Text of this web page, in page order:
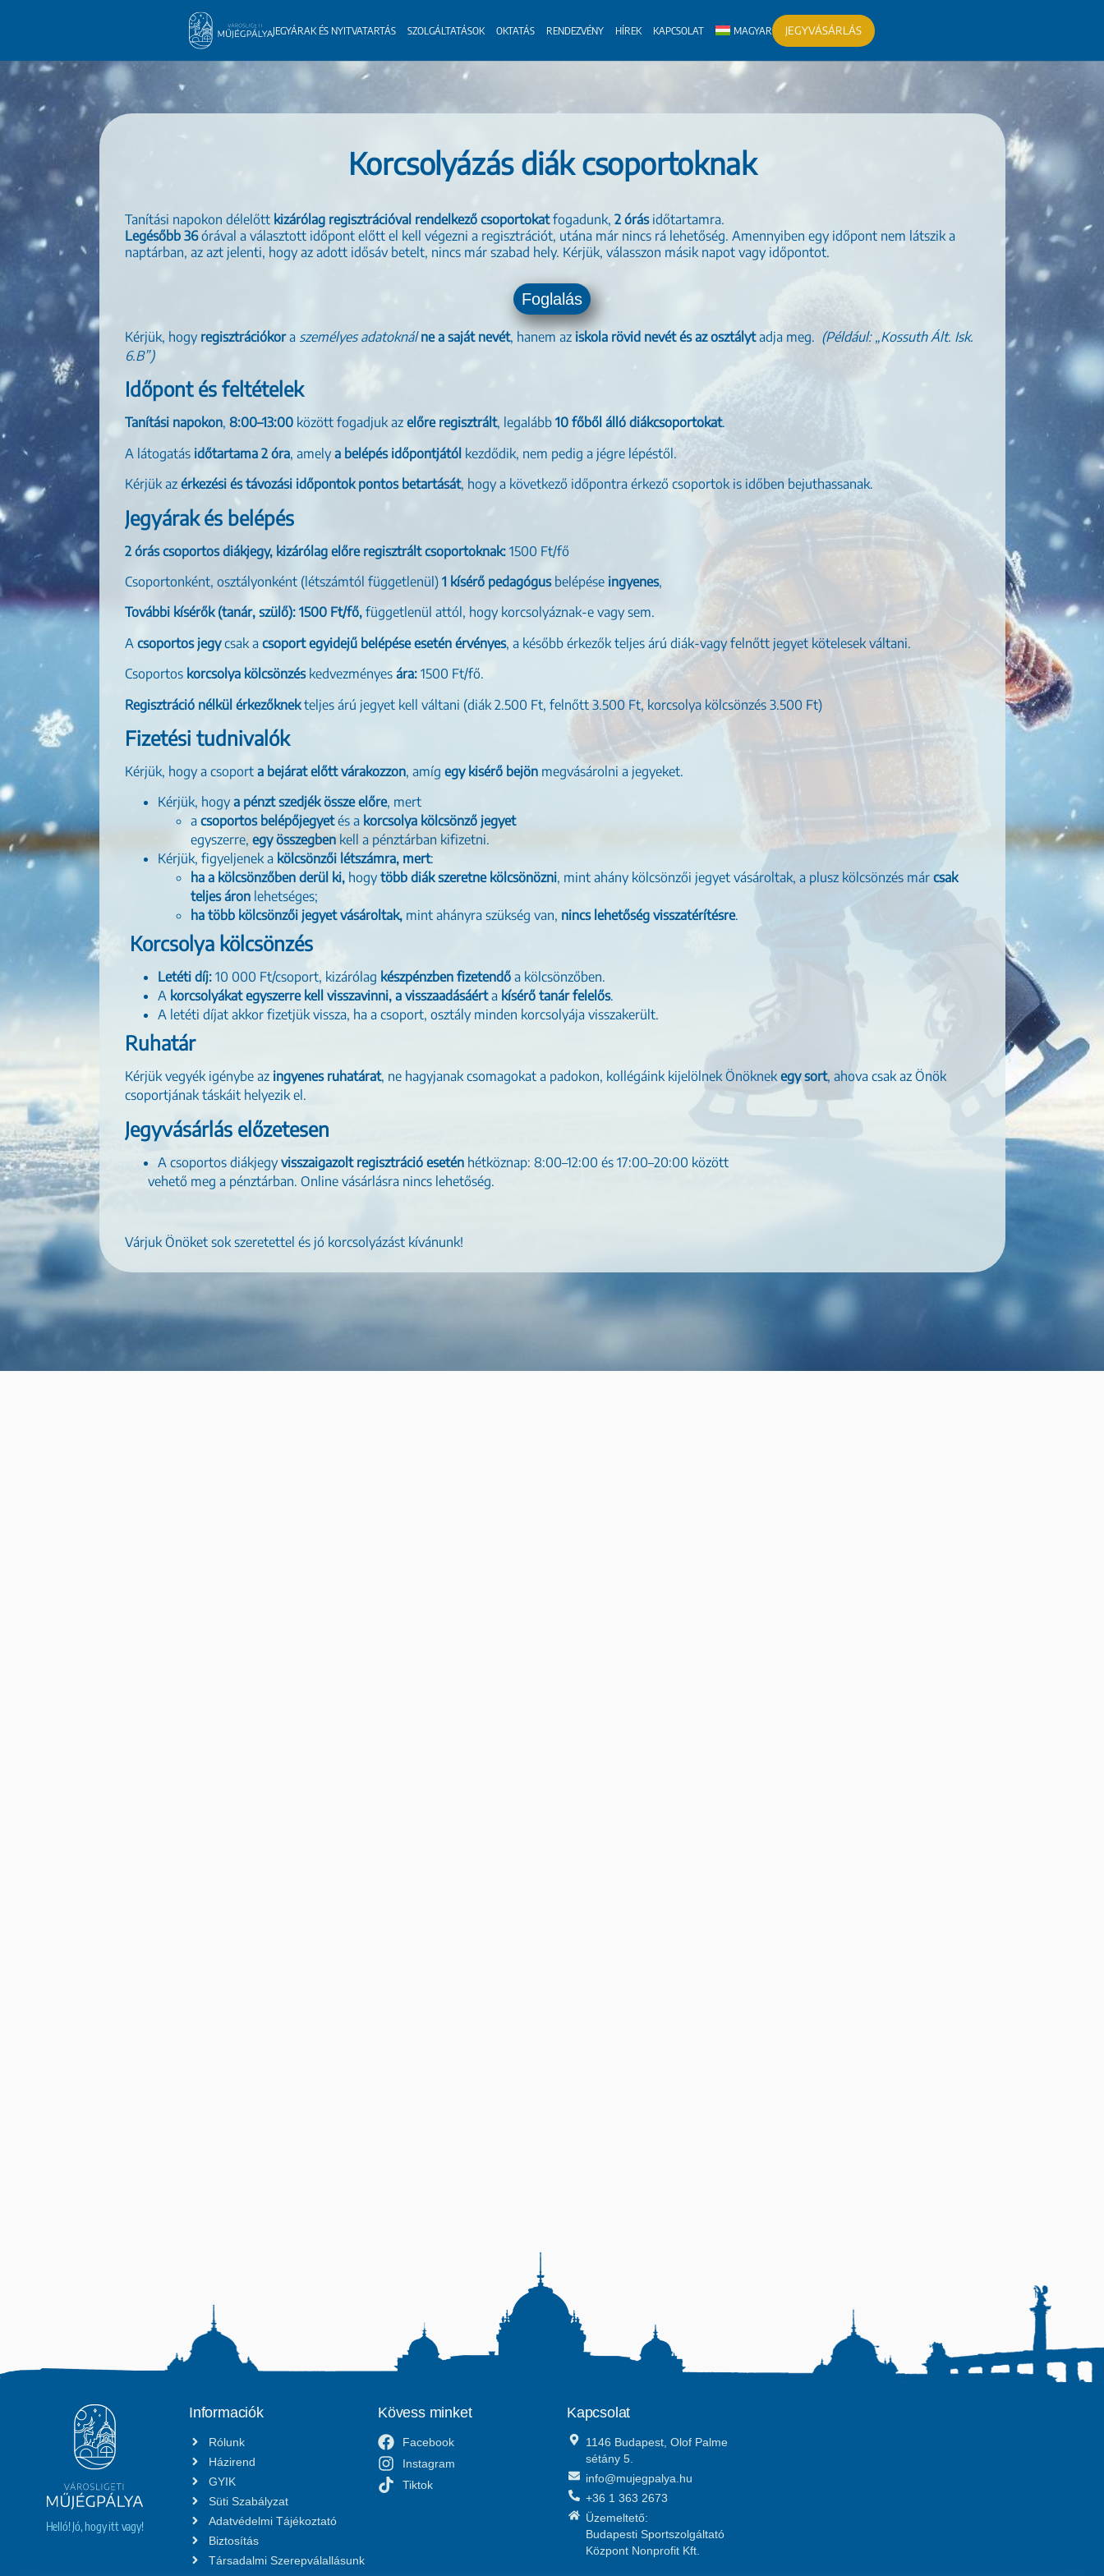
JEGYÁRAK ÉS NYITVATARTÁS SZOLGÁLTATÁSOK OKTATÁS RENDEZVÉNY HÍREK KAPCSOLAT MAGYAR JEGYVÁSÁRLÁS
Korcsolyázás diák csoportoknak
Tanítási napokon délelőtt kizárólag regisztrációval rendelkező csoportokatfogadunk,2 órásidőtartamra.
Legésőbb 36órával a választott időpont előtt el kell végezni a regisztrációt, utána már nincs rá lehetőség. Amennyiben egy időpont nem látszik a
naptárban, az azt jelenti, hogy az adott idősáv betelt, nincs már szabad hely. Kérjük, válasszon másik napot vagy időpontot.
Foglalás
Kérjük, hogy regisztrációkora személyes adatoknál ne a saját nevét, hanem az iskola rövid nevét és az osztálytadja meg. (Például: „Kossuth Ált. Isk.
6.B”)
Időpont és feltételek
Tanítási napokon,8:00–13:00 között fogadjuk azelőre regisztrált, legalább10 főből álló diákcsoportokat.
A látogatás időtartama 2 óra, amelya belépés időpontjától kezdődik, nem pedig a jégre lépéstől.
Kérjük azérkezési és távozási időpontok pontos betartását, hogy a következő időpontra érkező csoportok is időben bejuthassanak.
Jegyárak és belépés
2 órás csoportos diákjegy, kizárólag előre regisztrált csoportoknak: 1500 Ft/fő
Csoportonként, osztályonként (létszámtól függetlenül)1 kísérő pedagógusbelépése ingyenes,
További kísérők (tanár, szülő): 1500 Ft/fő, függetlenül attól, hogy korcsolyáznak-e vagy sem.
Acsoportos jegycsak acsoport egyidejű belépése esetén érvényes, a később érkezők teljes árú diák-vagy felnőtt jegyet kötelesek váltani.
Csoportos korcsolya kölcsönzés kedvezményes ára: 1500 Ft/fő.
Regisztráció nélkül érkezőknekteljes árú jegyet kell váltani (diák 2.500 Ft, felnőtt 3.500 Ft, korcsolya kölcsönzés 3.500 Ft)
Fizetési tudnivalók
Kérjük, hogy a csoporta bejárat előtt várakozzon, amígegy kisérő bejön megvásárolni a jegyeket.
Kérjük, hogya pénzt szedjék össze előre, mert
acsoportos belépőjegyetés a korcsolya kölcsönző jegyet
egyszerre,egy összegben kell a pénztárban kifizetni.
Kérjük, figyeljenek a kölcsönzői létszámra, mert:
ha a kölcsönzőben derül ki, hogytöbb diák szeretne kölcsönözni, mint ahány kölcsönzői jegyet vásároltak, a plusz kölcsönzés márcsak
teljes áron lehetséges;
ha több kölcsönzői jegyet vásároltak, mint ahányra szükség van, nincs lehetőség visszatérítésre.
Korcsolya kölcsönzés
Letéti díj: 10 000 Ft/csoport, kizárólag készpénzben fizetendő a kölcsönzőben.
A korcsolyákat egyszerre kell visszavinni, a visszaadásáérta kísérő tanár felelős.
A letéti díjat akkor fizetjük vissza, ha a csoport, osztály minden korcsolyája visszakerült.
Ruhatár
Kérjük vegyék igénybe az ingyenes ruhatárat, ne hagyjanak csomagokat a padokon, kollégáink kijelölnek Önöknekegy sort, ahova csak az Önök
csoportjának táskáit helyezik el.
Jegyvásárlás előzetesen
A csoportos diákjegyvisszaigazolt regisztráció esetén hétköznap: 8:00–12:00 és 17:00–20:00 között
vehető meg a pénztárban. Online vásárlásra nincs lehetőség.
Várjuk Önöket sok szeretettel és jó korcsolyázást kívánunk!
Helló! Jó, hogy itt vagy!
Informaciók
Rólunk
Házirend
GYIK
Süti Szabályzat
Adatvédelmi Tájékoztató
Biztosítás
Társadalmi Szerepválallásunk
Kövess minket
Facebook
Instagram
Tiktok
Kapcsolat
1146 Budapest, Olof Palme
sétány 5.
info@mujegpalya.hu
+36 1 363 2673
Üzemeltető:
Budapesti Sportszolgáltató
Központ Nonprofit Kft.